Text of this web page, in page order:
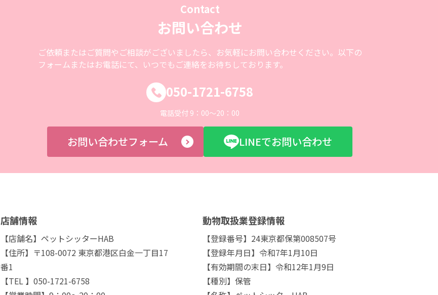
Contact
お問い合わせ
ご依頼またはご質問やご相談がございましたら、お気軽にお問い合わせください。以下の
フォームまたはお電話にて、いつでもご連絡をお待ちしております。
050-1721-6758
電話受付 9：00～20：00
お問い合わせフォーム LINEでお問い合わせ
店舗情報
【店舗名】ペットシッターHAB
【住所】〒108-0072 東京都港区白金一丁目17
番1
【TEL 】050-1721-6758
動物取扱業登録情報
【登録番号】24東京都保第008507号
【登録年月日】令和7年1月10日
【有効期間の末日】令和12年1月9日
【種別】保管